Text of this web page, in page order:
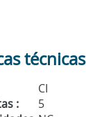
técnicas
CI
:
5